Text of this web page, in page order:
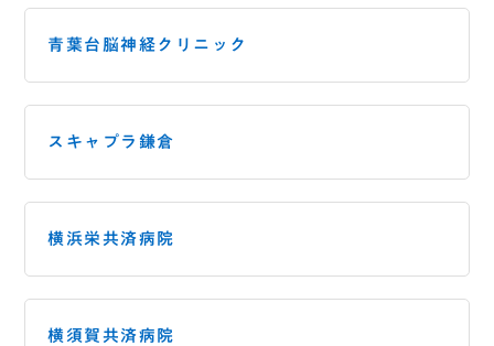
青葉台脳神経クリニック
スキャプラ鎌倉
横浜栄共済病院
横須賀共済病院